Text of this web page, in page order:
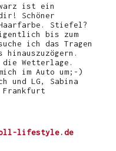
ist ein
Schöner
Stiefel?
bis zum
ich das Tragen
hinauszuzögern.
Wetterlage.
im Auto um;-)
und LG, Sabina
lifestyle.de